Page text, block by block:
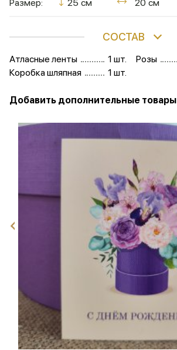
Размер: 25 см 20 см
СОСТАВ
Атласные ленты
1 шт.
Коробка шляпная
1 шт.
Розы
Добавить дополнительные товары